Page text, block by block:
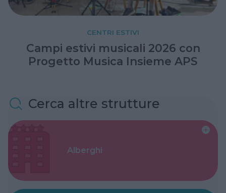
CENTRI ESTIVI
Campi estivi musicali 2026 con
Progetto Musica Insieme APS
Cerca altre strutture
Alberghi